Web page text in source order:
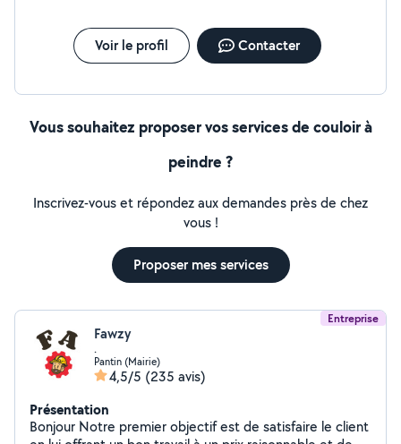
Voir le profil Contacter
Vous souhaitez proposer vos services de couloir à
peindre ?
Inscrivez-vous et répondez aux demandes près de chez
vous !
Proposer mes services
Entreprise
Fawzy
.
Pantin (Mairie)
4,5/5 (235 avis)
Présentation
Bonjour Notre premier objectif est de satisfaire le client